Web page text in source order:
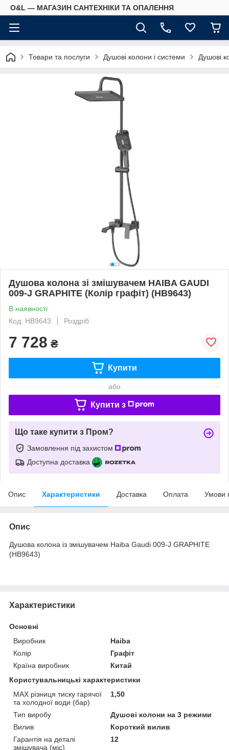
O&L — МАГАЗИН САНТЕХНІКИ ТА ОПАЛЕННЯ
Товари та послуги Душові колони і системи Душові
Душова колона зі змішувачем HAIBA GAUDI
009-J GRAPHITE (Колір графіт) (HB9643)
В наявності
Код: HB9643
Роздріб
7 728 ₴
Купити
або
Купити з
Що таке купити з Пром?
Замовлення під захистом
Доступна доставка
Опис Характеристики Доставка Оплата Умови
Опис
Душова колона із змішувачем Haiba Gaudi 009-J GRAPHITE
(HB9643)
Характеристики
Основні
Виробник
Haiba
Колір
Графіт
Країна виробник
Китай
Користувальницькі характеристики
MAX різниця тиску гарячої
та холодної води (бар)
1,50
Тип виробу
Душові колони на 3 режими
Вилив
Короткий вилив
Гарантія на деталі
змішувача (міс)
12